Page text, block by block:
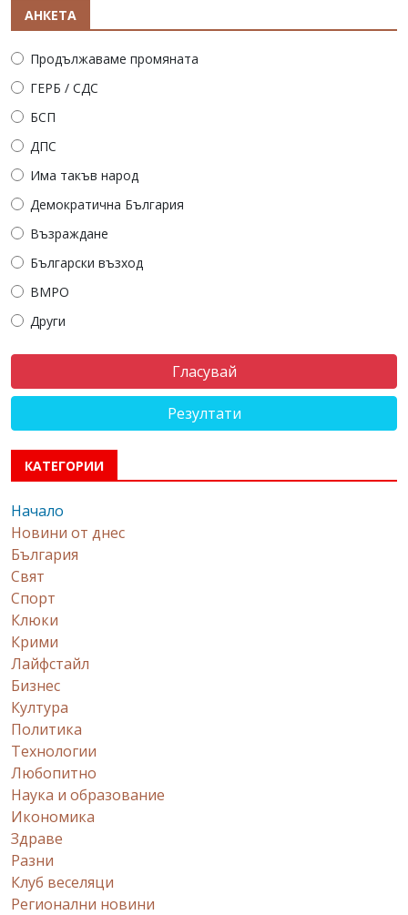
АНКЕТА
Продължаваме промяната
ГЕРБ / СДС
БСП
ДПС
Има такъв народ
Демократична България
Възраждане
Български възход
ВМРО
Други
Резултати
КАТЕГОРИИ
Начало
Новини от днес
България
Свят
Спорт
Клюки
Крими
Лайфстайл
Бизнес
Култура
Политика
Технологии
Любопитно
Наука и образование
Икономика
Здраве
Разни
Клуб веселяци
Регионални новини